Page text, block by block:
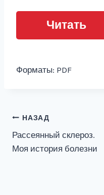
Читать
Форматы: PDF
Навигация
по
записям
НАЗАД
Рассеянный склероз.
Моя история болезни